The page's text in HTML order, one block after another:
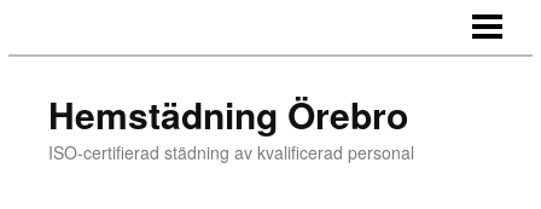
TJÄNSTER
Hemstädning Örebro
ISO-certifierad städning av kvalificerad personal